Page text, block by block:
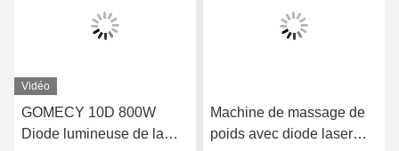
Vidéo
GOMECY 10D 800W
Diode lumineuse de la
Machine de massage de
poids avec diode laser